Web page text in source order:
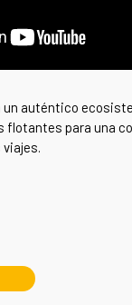
auténtico
para una